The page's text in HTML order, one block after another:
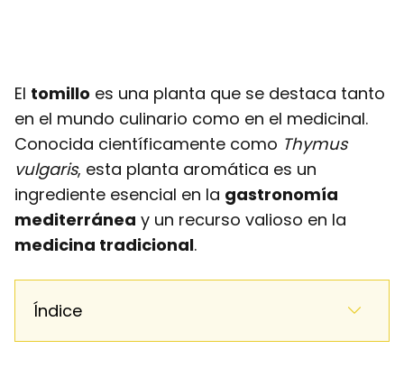
El tomillo es una planta que se destaca tanto
en el mundo culinario como en el medicinal.
Conocida científicamente como Thymus
vulgaris, esta planta aromática es un
ingrediente esencial en la gastronomía
mediterránea y un recurso valioso en la
medicina tradicional.
Índice